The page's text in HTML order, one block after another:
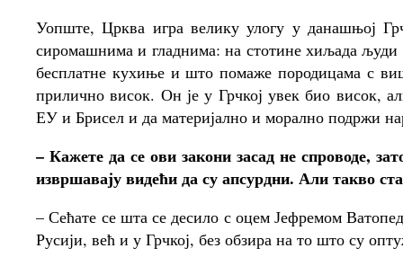
Уопште, Црква игра велику улогу у данашњој
сиромашнима и гладнима: на стотине хиљада
бесплатне кухиње и што помаже породицама с
прилично висок. Он је у Грчкој увек био висок,
ЕУ и Брисел и да материјално и морално подржи
– Кажете да се ови закони засад не спроводе,
извршавају видећи да су апсурдни. Али такво
– Сећате се шта се десило с оцем Јефремом
Русији, већ и у Грчкој, без обзира на то што су